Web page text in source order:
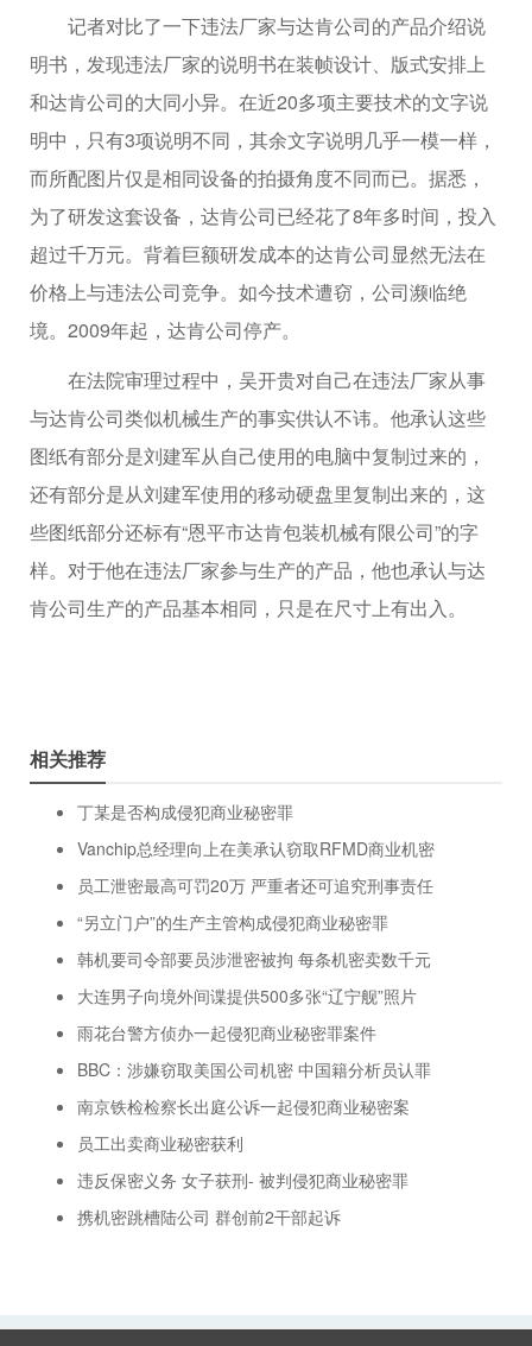
记者对比了一下违法厂家与达肯公司的产品介绍说
明书，发现违法厂家的说明书在装帧设计、版式安排上
和达肯公司的大同小异。在近20多项主要技术的文字说
明中，只有3项说明不同，其余文字说明几乎一模一样，
而所配图片仅是相同设备的拍摄角度不同而已。据悉，
为了研发这套设备，达肯公司已经花了8年多时间，投入
超过千万元。背着巨额研发成本的达肯公司显然无法在
价格上与违法公司竞争。如今技术遭窃，公司濒临绝
境。2009年起，达肯公司停产。
在法院审理过程中，吴开贵对自己在违法厂家从事
与达肯公司类似机械生产的事实供认不讳。他承认这些
图纸有部分是刘建军从自己使用的电脑中复制过来的，
还有部分是从刘建军使用的移动硬盘里复制出来的，这
些图纸部分还标有“恩平市达肯包装机械有限公司”的字
样。对于他在违法厂家参与生产的产品，他也承认与达
肯公司生产的产品基本相同，只是在尺寸上有出入。
相关推荐
丁某是否构成侵犯商业秘密罪
Vanchip总经理向上在美承认窃取RFMD商业机密
员工泄密最高可罚20万 严重者还可追究刑事责任
“另立门户”的生产主管构成侵犯商业秘密罪
韩机要司令部要员涉泄密被拘 每条机密卖数千元
大连男子向境外间谍提供500多张“辽宁舰”照片
雨花台警方侦办一起侵犯商业秘密罪案件
BBC：涉嫌窃取美国公司机密 中国籍分析员认罪
南京铁检检察长出庭公诉一起侵犯商业秘密案
员工出卖商业秘密获利
违反保密义务 女子获刑- 被判侵犯商业秘密罪
携机密跳槽陆公司 群创前2干部起诉